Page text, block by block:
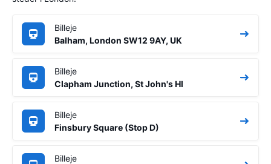
Billeje
Balham, London SW12 9AY, UK
Billeje
Clapham Junction, St John's Hl
Billeje
Finsbury Square (Stop D)
Billeje